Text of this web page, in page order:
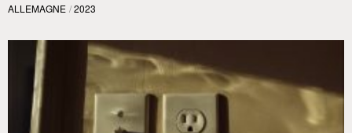
ALLEMAGNE / 2023